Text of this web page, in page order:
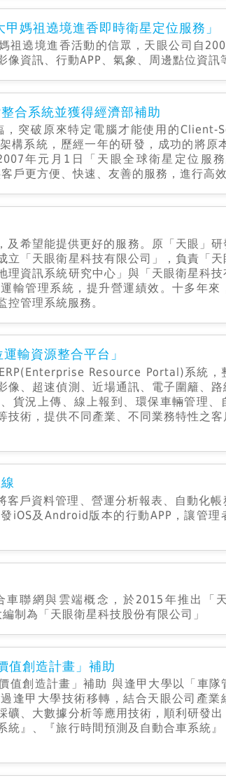
媽祖遶境進香即時衛星定位服務」
祖遶境進香活動的信眾，天眼公司自
資訊、行動APP、氣象、周邊點位資訊
合系統並獲得經濟部補助
，突破原來特定電腦才能使用的Client-
構系統，歷經一年的研發，成功的將原
年元月1日「天眼全球衛星定位服務
戶更方便、快速、友善的服務，進行高效
及希望能提供更好的服務。原「天眼」
立「天眼衛星科技有限公司」，負責「
理資訊系統研究中心」與「天眼衛星科
輸管理系統，提升營運績效。十多年來
控管理系統服務。
輸資源整合平台」
Resource Portal)系統，
像、超速偵測、近場通訊、電子圍籬、
貨況上傳、線上報到、環保車輛管理、
技術，提供不同產業、不同業務特性之客
客戶資料管理、營運分析報表、自動化帳
iOS及Android版本的行動APP，讓管理
車聯網與雲端概念，於2015年推出「
制為「天眼衛星科技股份有限公司」
值創造計畫」補助
值創造計畫」補助 與逢甲大學以「車隊
逢甲大學技術移轉，結合天眼公司產業
礦、大數據分析等應用技術，順利研發
統』、『旅行時間預測及自動合車系統